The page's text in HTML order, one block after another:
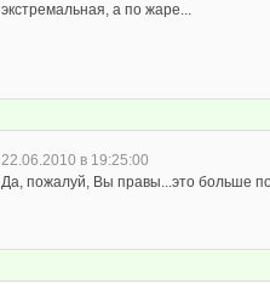
экстремальная, а по жаре...
22.06.2010 в 19:25:00
Да, пожалуй, Вы правы...это больше